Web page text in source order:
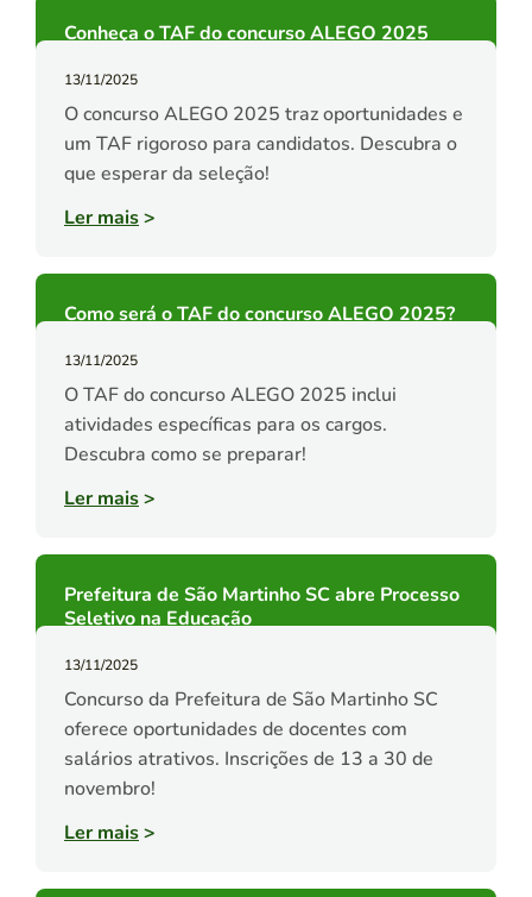
Conheça o TAF do concurso ALEGO 2025
13/11/2025
O concurso ALEGO 2025 traz oportunidades e
um TAF rigoroso para candidatos. Descubra o
que esperar da seleção!
Ler mais>
Como será o TAF do concurso ALEGO 2025?
13/11/2025
O TAF do concurso ALEGO 2025 inclui
atividades específicas para os cargos.
Descubra como se preparar!
Ler mais>
Prefeitura de São Martinho SC abre Processo
Seletivo na Educação
13/11/2025
Concurso da Prefeitura de São Martinho SC
oferece oportunidades de docentes com
salários atrativos. Inscrições de 13 a 30 de
novembro!
Ler mais>